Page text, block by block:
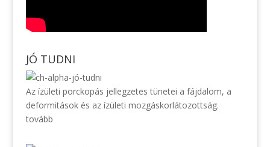
JÓ TUDNI
Az ízületi porckopás jellegzetes tünetei a fájdalom, a
deformitások és az ízületi mozgáskorlátozottság.
tovább